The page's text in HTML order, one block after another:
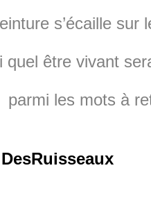
s’écaille sur
quel être vivant
les mots à